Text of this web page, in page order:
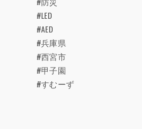
#LED
#AED
#兵庫県
#西宮市
#甲子園
#すむーず